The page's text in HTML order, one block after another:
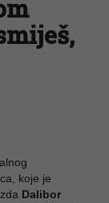
koje je
Dalibor